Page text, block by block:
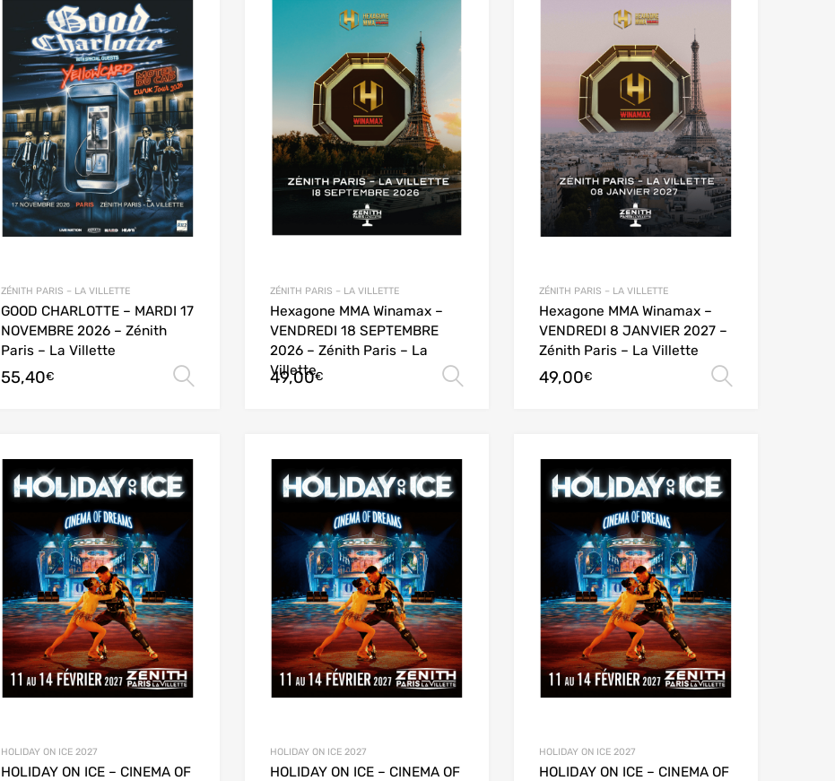
ZÉNITH PARIS – LA VILLETTE
GOOD CHARLOTTE – MARDI 17
NOVEMBRE 2026 – Zénith
Paris – La Villette
55,40€ Choix des options
ZÉNITH PARIS – LA VILLETTE
Hexagone MMA Winamax –
VENDREDI 18 SEPTEMBRE
2026 – Zénith Paris – La
Villette
49,00€ Choix des options
ZÉNITH PARIS – LA VILLETTE
Hexagone MMA Winamax –
VENDREDI 8 JANVIER 2027 –
Zénith Paris – La Villette
49,00€
HOLIDAY ON ICE 2027
HOLIDAY ON ICE – CINEMA OF
HOLIDAY ON ICE 2027
HOLIDAY ON ICE – CINEMA OF
HOLIDAY ON ICE 2027
HOLIDAY ON ICE – CINEMA OF